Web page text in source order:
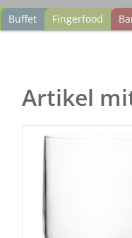
Buffet Fingerfood
Artikel